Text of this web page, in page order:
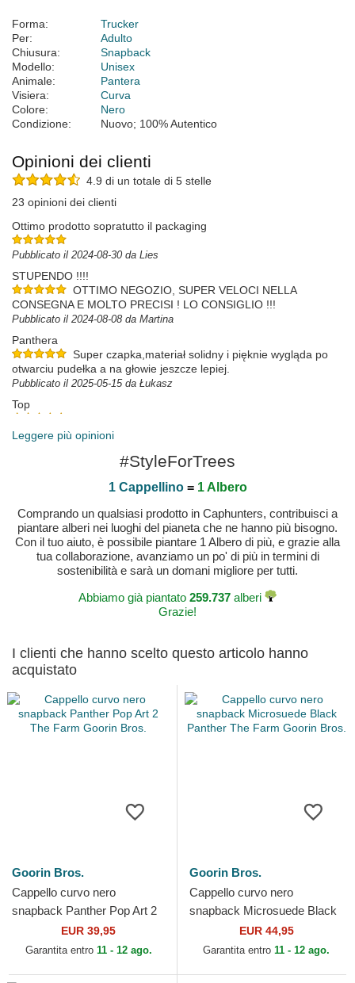
Forma:
Trucker
Per:
Adulto
Chiusura:
Snapback
Modello:
Unisex
Animale:
Pantera
Visiera:
Curva
Colore:
Nero
Condizione:
Nuovo; 100% Autentico
Opinioni dei clienti
4.9 di un totale di 5 stelle
23 opinioni dei clienti
Ottimo prodotto sopratutto il packaging
Pubblicato il 2024-08-30 da Lies
STUPENDO !!!!
OTTIMO NEGOZIO, SUPER VELOCI NELLA
CONSEGNA E MOLTO PRECISI ! LO CONSIGLIO !!!
Pubblicato il 2024-08-08 da Martina
Panthera
Super czapka,materiał solidny i pięknie wygląda po
otwarciu pudełka a na głowie jeszcze lepiej.
Pubblicato il 2025-05-15 da Łukasz
Top
Pubblicato il 2025-01-14 da Gabriele
Leggere più opinioni
#StyleForTrees
1 Cappellino= 1 Albero
Comprando un qualsiasi prodotto in Caphunters, contribuisci a
piantare alberi nei luoghi del pianeta che ne hanno più bisogno.
Con il tuo aiuto, è possibile piantare 1 Albero di più, e grazie alla
tua collaborazione, avanziamo un po' di più in termini di
sostenibilità e sarà un domani migliore per tutti.
Abbiamo già piantato 259.737 alberi
Grazie!
I clienti che hanno scelto questo articolo hanno
acquistato
Goorin Bros.
Cappello curvo nero
snapback Panther Pop Art 2
The Farm Goorin Bros.
EUR 39,95
Garantita entro 11 - 12 ago.
Goorin Bros.
Cappello curvo nero
snapback Microsuede Black
Panther The Farm Goorin
Bros.
EUR 44,95
Garantita entro 11 - 12 ago.